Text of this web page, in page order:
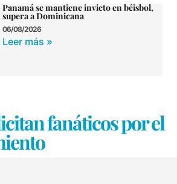
Panamá se mantiene invicto en béisbol,
supera a Dominicana
06/08/2026
Leer más »
fanáticos por el